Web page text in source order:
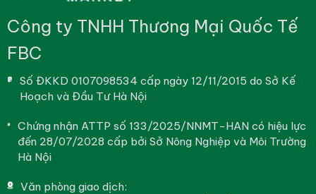
Công ty TNHH Thương Mại Quốc Tế
FBC
Số ĐKKD 0107098534 cấp ngày 12/11/2015 do Sở Kế
Hoạch và Đầu Tư Hà Nội
Chứng nhận ATTP số 133/2025/NNMT-HAN có hiệu lực
đến 28/07/2028 cấp bởi Sở Nông Nghiệp và Môi Trường
Hà Nội
Văn phòng giao dịch: